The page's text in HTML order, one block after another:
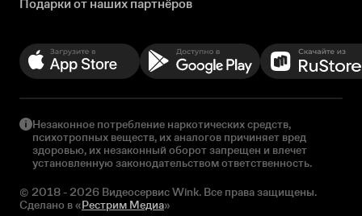
Подарки от наших партнёров
Незаконное потребление наркотических средств,
психотропных веществ, их аналогов причиняет вред
здоровью, их незаконный оборот запрещен и влечет
установленную законодательством ответственность.
© 2018 - 2026 Видеосервис Wink. Все права защищены.
Сделано в «Рестрим Медиа»